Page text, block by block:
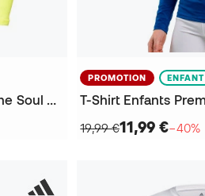
T-Shirt Enfant Première couche Soul manches longues
PROMOTION ENFANT
19,99 €11,99 €−40%